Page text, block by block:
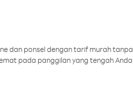
dan ponsel dengan tarif murah tanpa
pada panggilan yang tengah Anda